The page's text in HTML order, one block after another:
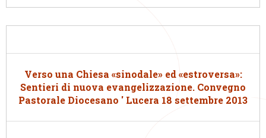
Verso una Chiesa «sinodale» ed «estroversa»:
Sentieri di nuova evangelizzazione. Convegno
Pastorale Diocesano ' Lucera 18 settembre 2013